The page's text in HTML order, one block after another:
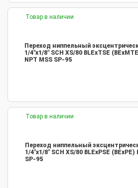
Товар в наличии
Переход ниппельный
1/4"х1/8" SCH XS/80 BLEхTSE
NPT MSS SP-95
Товар в наличии
Переход ниппельный
1/4"х1/8" SCH XS/80 BLEхPSE (BEхPE)
SP-95